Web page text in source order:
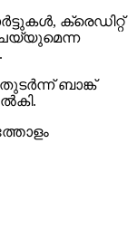
ക്രെഡിറ്റ്
ബാങ്ക്